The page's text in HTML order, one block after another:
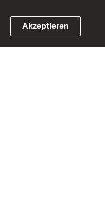
Link zum Landesportal
Akzeptieren